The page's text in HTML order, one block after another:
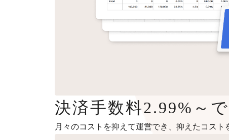
決済手数料2.99%～
月々のコストを抑えて運営でき、抑えたコス